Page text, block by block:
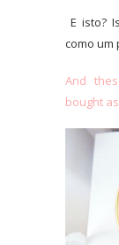
E isto?
como um
And
bought